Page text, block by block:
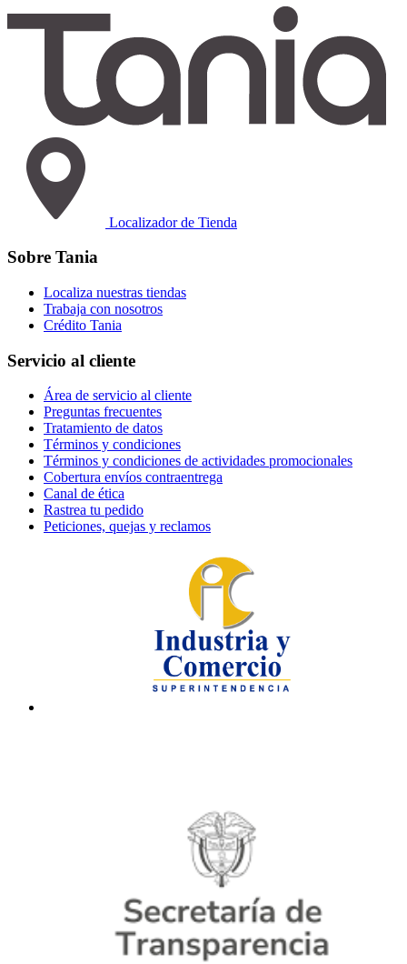
Localizador de Tienda
Sobre Tania
Localiza nuestras tiendas
Trabaja con nosotros
Crédito Tania
Servicio al cliente
Área de servicio al cliente
Preguntas frecuentes
Tratamiento de datos
Términos y condiciones
Términos y condiciones de actividades promocionales
Cobertura envíos contraentrega
Canal de ética
Rastrea tu pedido
Peticiones, quejas y reclamos